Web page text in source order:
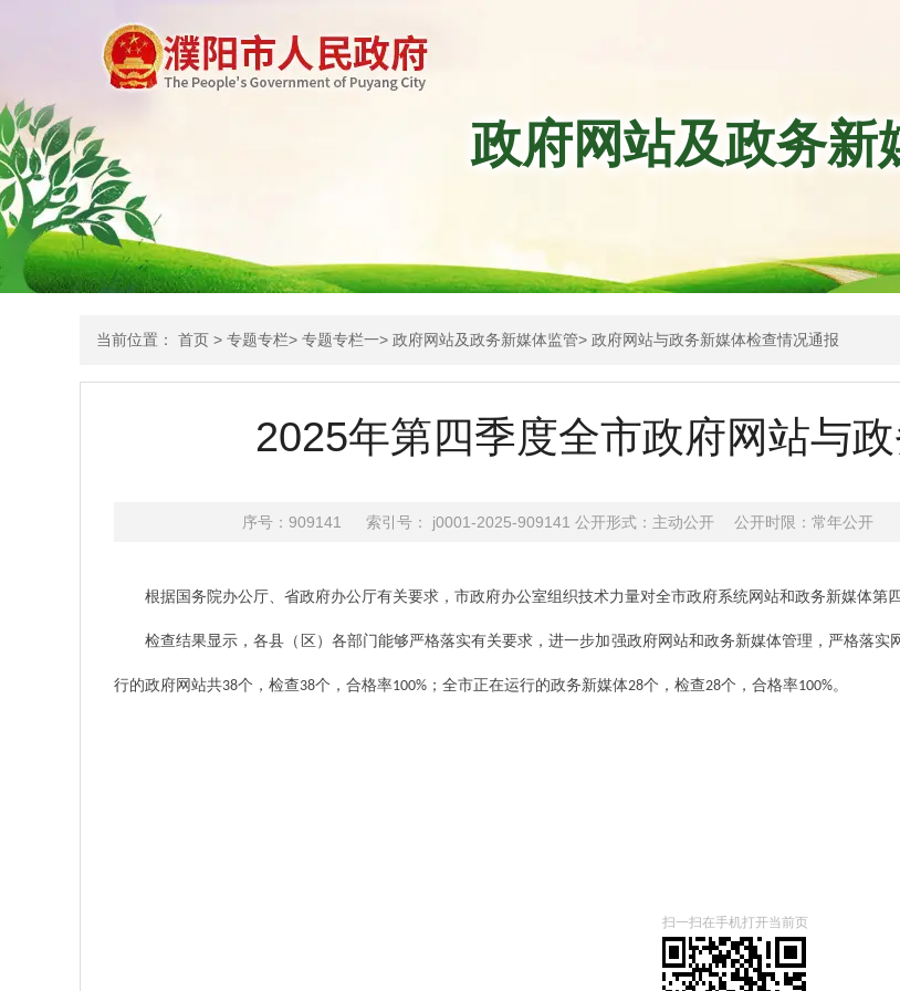
政府网站及政务新
当前位置： 首页 > 专题专栏> 专题专栏一> 政府网站及政务新媒体监管> 政府网站与政务新媒体检查情况通报
2025年第四季度全市政府网站与
序号：909141 索引号： j0001-2025-909141 公开形式：主动公开 公开时限：常年公开
根据国务院办公厅、省政府办公厅有关要求，市政府办公室组织技术力量对全市政府系统网站和政务新媒体第
检查结果显示，各县（区）各部门能够严格落实有关要求，进一步加强政府网站和政务新媒体管理，严格落
行的政府网站共38个，检查38个，合格率100% ；全市正在运行的政务新媒体28个，检查28个，合格率100%。
扫一扫在手机打开当前页